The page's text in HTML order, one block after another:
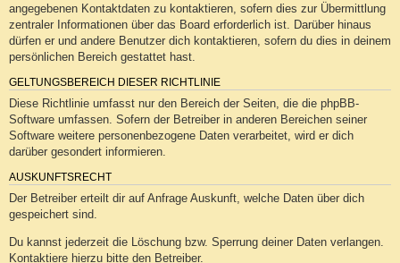
angegebenen Kontaktdaten zu kontaktieren, sofern dies zur Übermittlung
zentraler Informationen über das Board erforderlich ist. Darüber hinaus
dürfen er und andere Benutzer dich kontaktieren, sofern du dies in deinem
persönlichen Bereich gestattet hast.
GELTUNGSBEREICH DIESER RICHTLINIE
Diese Richtlinie umfasst nur den Bereich der Seiten, die die phpBB-
Software umfassen. Sofern der Betreiber in anderen Bereichen seiner
Software weitere personenbezogene Daten verarbeitet, wird er dich
darüber gesondert informieren.
AUSKUNFTSRECHT
Der Betreiber erteilt dir auf Anfrage Auskunft, welche Daten über dich
gespeichert sind.
Du kannst jederzeit die Löschung bzw. Sperrung deiner Daten verlangen.
Kontaktiere hierzu bitte den Betreiber.